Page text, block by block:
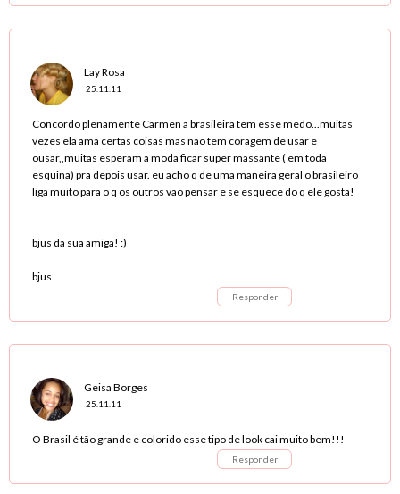
Lay Rosa
25.11.11
Concordo plenamente Carmen a brasileira tem esse medo...muitas
vezes ela ama certas coisas mas nao tem coragem de usar e
ousar,,muitas esperam a moda ficar super massante ( em toda
esquina) pra depois usar. eu acho q de uma maneira geral o brasileiro
liga muito para o q os outros vao pensar e se esquece do q ele gosta!
bjus da sua amiga! :)
bjus
Responder
Geisa Borges
25.11.11
O Brasil é tão grande e colorido esse tipo de look cai muito bem!!!
Responder